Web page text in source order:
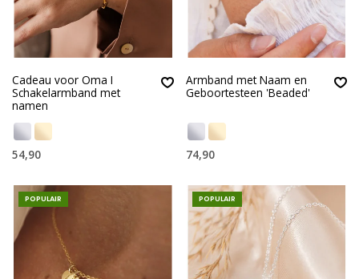
Cadeau voor Oma I
Schakelarmband met
namen
54,90
Armband met Naam en
Geboortesteen 'Beaded'
74,90
POPULAIR POPULAIR